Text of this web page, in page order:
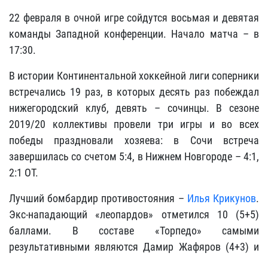
22 февраля в очной игре сойдутся восьмая и девятая
команды Западной конференции. Начало матча – в
17:30.
В истории Континентальной хоккейной лиги соперники
встречались 19 раз, в которых десять раз побеждал
нижегородский клуб, девять – сочинцы. В сезоне
2019/20 коллективы провели три игры и во всех
победы праздновали хозяева: в Сочи встреча
завершилась со счетом 5:4, в Нижнем Новгороде – 4:1,
2:1 ОТ.
Лучший бомбардир противостояния – Илья Крикунов.
Экс-нападающий «леопардов» отметился 10 (5+5)
баллами. В составе «Торпедо» самыми
результативными являются Дамир Жафяров (4+3) и